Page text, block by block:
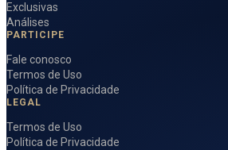
Exclusivas
Análises
PARTICIPE
Fale conosco
Termos de Uso
Política de Privacidade
LEGAL
Termos de Uso
Política de Privacidade